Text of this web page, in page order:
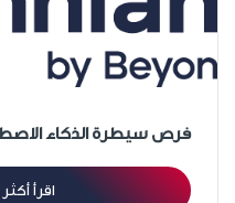
فرص سيطرة الذكاء
اقرأ أكثر